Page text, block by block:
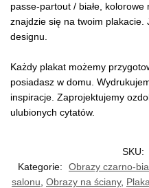
passe-partout / białe,
znajdzie się na twoim plakacie.
designu.
Każdy plakat możemy
posiadasz w domu.
inspiracje. Zaprojektujemy
ulubionych cytatów.
SKU:
Kategorie:
Obrazy czarno-
salonu Obrazy na ściany,